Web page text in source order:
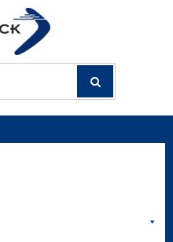
TIL
BESTE
PRISER